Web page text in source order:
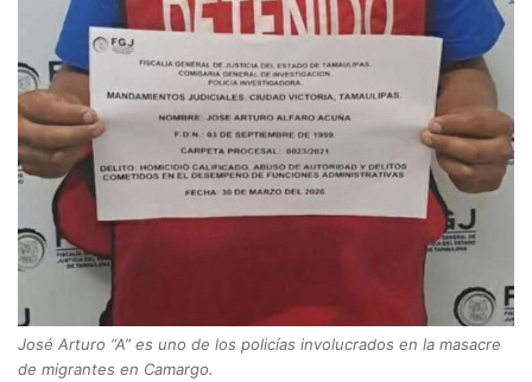
José Arturo “A” es uno de los policías involucrados en la masacre
de migrantes en Camargo.